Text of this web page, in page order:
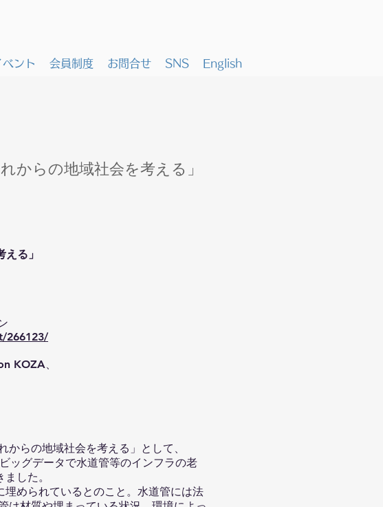
ベント 会員制度 お問合せ SNS English
からの地域社会を考える」
る」
266123/
KOZA、
らの地域社会を考える」として、
ッグデータで水道管等のインフラの老
した。
められているとのこと。水道管には法